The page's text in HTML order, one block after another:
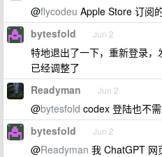
@flycodeu Apple Store 订阅
bytesfold Jun 2
特地退出了一下，重新登录
已经调整了
Readyman Jun 2
@bytesfold codex 登陆也不需
bytesfold Jun 2
@Readyman 我 ChatGPT 网